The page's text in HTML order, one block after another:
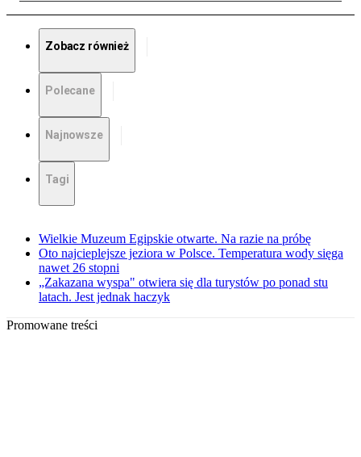
Zobacz również
Polecane
Najnowsze
Tagi
Wielkie Muzeum Egipskie otwarte. Na razie na próbę
Oto najcieplejsze jeziora w Polsce. Temperatura wody sięga
nawet 26 stopni
„Zakazana wyspa" otwiera się dla turystów po ponad stu
latach. Jest jednak haczyk
Promowane treści